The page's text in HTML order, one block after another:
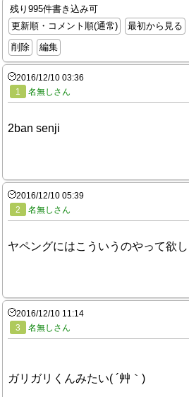
残り995件書き込み可
更新順・コメント順(通常)
最初から見る
削除
編集
2016/12/10 03:36
1
名無しさん
2ban senji
2016/12/10 05:39
2
名無しさん
ヤペングにはこういうのやって欲
2016/12/10 11:14
3
名無しさん
ガリガリくんみたい( ´艸｀)